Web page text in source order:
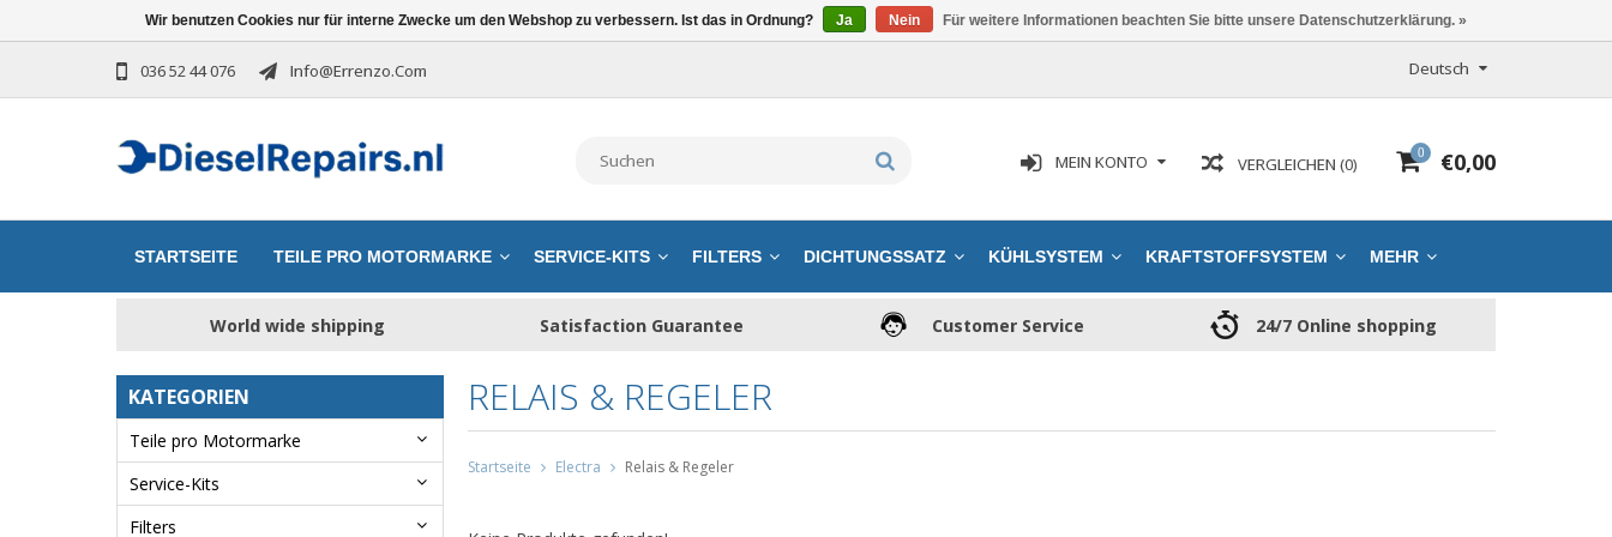
036 52 44 076 Info@errenzo.com Deutsch
0 €0,00
VERGLEICHEN (0)
MEIN KONTO
STARTSEITE TEILE PRO MOTORMARKE SERVICE-KITS FILTERS DICHTUNGSSATZ KÜHLSYSTEM KRAFTSTOFFSYSTEM MEHR
World wide shipping Satisfaction Guarantee Customer Service 24/7 Online shopping
KATEGORIEN
Teile pro Motormarke
Service-Kits
Filters
RELAIS & REGELER
Startseite Electra Relais & Regeler
Wir benutzen Cookies nur für interne Zwecke um den Webshop zu verbessern. Ist das in Ordnung? Ja Nein Für weitere Informationen beachten Sie bitte unsere Datenschutzerklärung. »